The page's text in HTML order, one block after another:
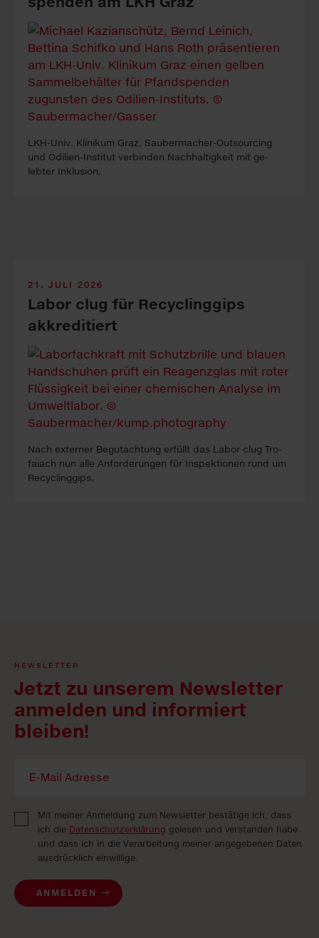
LKH-Univ. Kli­ni­kum Graz, Sauber­macher-Out­sour­cing
und Odilien-In­stitut ver­binden Nach­haltig­keit mit ge­
lebter In­klus­ion.
21. JULI 2026
Labor clug für Recyclinggips
akkreditiert
Nach ex­ter­ner Be­gutacht­ung erfüllt das La­bor clug Tro­
faiach nun alle An­forder­ung­en für In­spekt­ion­en rund um
Re­cyc­ling­gips.
NEWSLETTER
Jetzt zu unserem Newsletter
anmelden und informiert
bleiben!
Mit meiner Anmeldung zum Newsletter bestätige ich, dass
ich die Datenschutzerklärung gelesen und verstanden habe
und dass ich in die Verarbeitung meiner angegebenen Daten
ausdrücklich einwillige.
ANMELDEN